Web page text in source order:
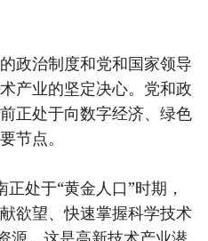
政治制度和党和国家领导
产业的坚定决心。党和政
正处于向数字经济、绿色
节点。
处于“黄金人口”时期，
欲望、快速掌握科学技术